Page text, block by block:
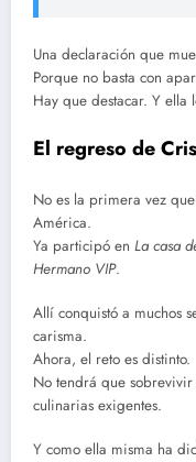
Una declaración que
Porque no basta con
Hay que destacar. Y ella
El regreso de
No es la primera vez
América.
Ya participó en La casa
Hermano VIP.
Allí conquistó a muchos
carisma.
Ahora, el reto es distinto.
No tendrá que
culinarias exigentes.
Y como ella misma ha